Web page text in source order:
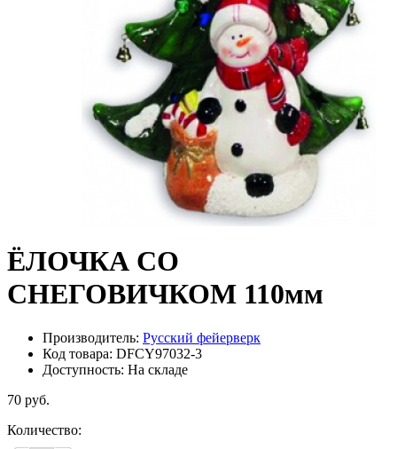
ЁЛОЧКА СО
СНЕГОВИЧКОМ 110мм
Производитель: Русский фейерверк
Код товара: DFCY97032-3
Доступность: На складе
70 руб.
Количество: